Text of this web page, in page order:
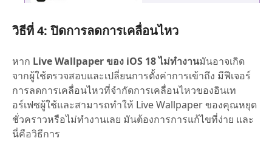
วิธีที่ 4: ปิดการลดการเคลื่อนไหว
หาก Live Wallpaper ของ iOS 18 ไม่ทำงานมันอาจเกิด
จากผู้ใช้ตรวจสอบและเปลี่ยนการตั้งค่าการเข้าถึง มีฟีเจอร์
การลดการเคลื่อนไหวที่จำกัดการเคลื่อนไหวของอินเท
อร์เฟซผู้ใช้และสามารถทำให้ Live Wallpaper ของคุณหยุด
ชั่วคราวหรือไม่ทำงานเลย มันต้องการการแก้ไขที่ง่าย และ
นี่คือวิธีการ